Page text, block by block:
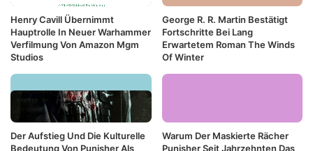
Henry Cavill Übernimmt
Hauptrolle In Neuer Warhammer
Verfilmung Von Amazon Mgm
Studios
George R. R. Martin Bestätigt
Fortschritte Bei Lang
Erwartetem Roman The Winds
Of Winter
Der Aufstieg Und Die Kulturelle
Bedeutung Von Punisher Als
Warum Der Maskierte Rächer
Punisher Seit Jahrzehnten Das